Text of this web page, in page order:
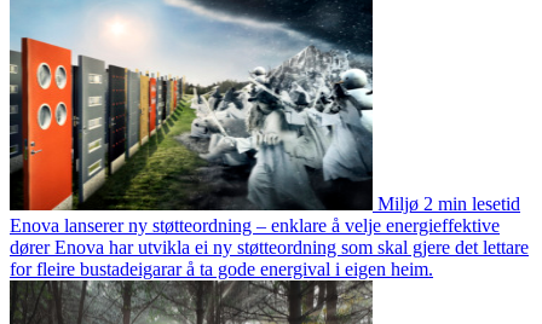
Miljø 2 min lesetid
Enova lanserer ny støtteordning – enklare å velje energieffektive
dørerEnova har utvikla ei ny støtteordning som skal gjere det lettare
for fleire bustadeigarar å ta gode energival i eigen heim.